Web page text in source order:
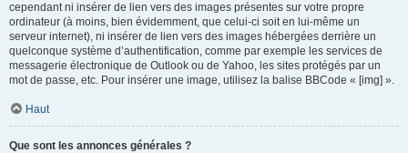
cependant ni insérer de lien vers des images présentes sur votre propre
ordinateur (à moins, bien évidemment, que celui-ci soit en lui-même un
serveur internet), ni insérer de lien vers des images hébergées derrière un
quelconque système d’authentification, comme par exemple les services de
messagerie électronique de Outlook ou de Yahoo, les sites protégés par un
mot de passe, etc. Pour insérer une image, utilisez la balise BBCode « [img] ».
Haut
Que sont les annonces générales ?